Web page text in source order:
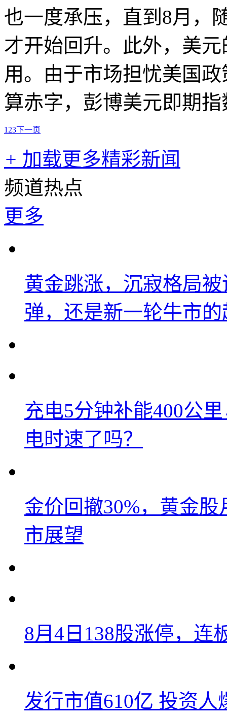
也一度承压，直到8月，
才开始回升。此外，美
用。由于市场担忧美国
算赤字，彭博美元即期
1 23下一页
+ 加载更多精彩新闻
频道热点
更多
黄金跳涨，沉寂格局
弹，还是新一轮牛市
充电5分钟补能400公
电时速了吗？
金价回撤30%，黄金
市展望
8月4日138股涨停，连
发行市值610亿 投资